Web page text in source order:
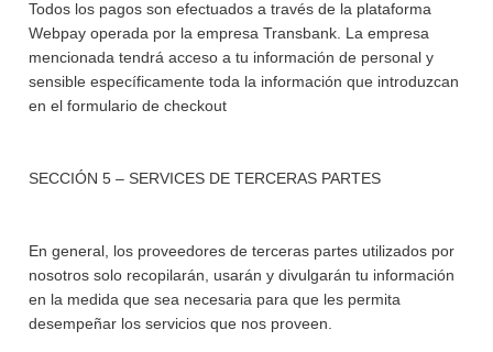
Todos los pagos son efectuados a través de la plataforma
Webpay operada por la empresa Transbank. La empresa
mencionada tendrá acceso a tu información de personal y
sensible específicamente toda la información que introduzcan
en el formulario de checkout
SECCIÓN 5 – SERVICES DE TERCERAS PARTES
En general, los proveedores de terceras partes utilizados por
nosotros solo recopilarán, usarán y divulgarán tu información
en la medida que sea necesaria para que les permita
desempeñar los servicios que nos proveen.